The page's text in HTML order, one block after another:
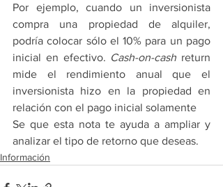
Por ejemplo, cuando un inversionista
compra una propiedad de alquiler,
podría colocar sólo el 10% para un pago
inicial en efectivo. Cash-on-cash return
mide el rendimiento anual que el
inversionista hizo en la propiedad en
relación con el pago inicial solamente
Se que esta nota te ayuda a ampliar y
analizar el tipo de retorno que deseas.
Información